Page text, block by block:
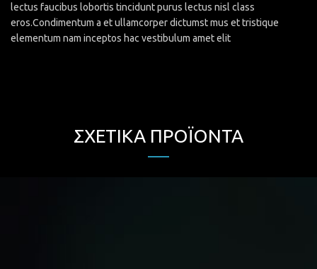
lectus faucibus lobortis tincidunt purus lectus nisl class
eros.Condimentum a et ullamcorper dictumst mus et tristique
elementum nam inceptos hac vestibulum amet elit
ΣΧΕΤΙΚΆ ΠΡΟΪΌΝΤΑ